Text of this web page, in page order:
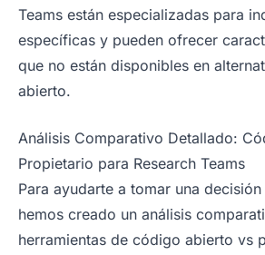
Teams están especializadas para
específicas y pueden ofrecer
que no están disponibles en
abierto.
Análisis Comparativo Detallado:
Propietario para Research Teams
Para ayudarte a tomar una
hemos creado un análisis
herramientas de código abierto vs